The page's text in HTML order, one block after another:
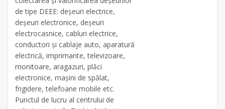
de tipe DEEE: deșeuri electrice,
deșeuri electronice, deșeuri
electrocasnice, cabluri electrice,
conductori și cablaje auto, aparatură
electrică, imprimante, televizoare,
monitoare, aragazuri, plăci
electronice, mașini de spălat,
frigidere, telefoane mobile etc.
Punctul de lucru al centrului de